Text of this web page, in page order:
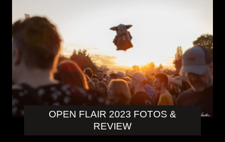
OPEN FLAIR 2023 FOTOS &
REVIEW